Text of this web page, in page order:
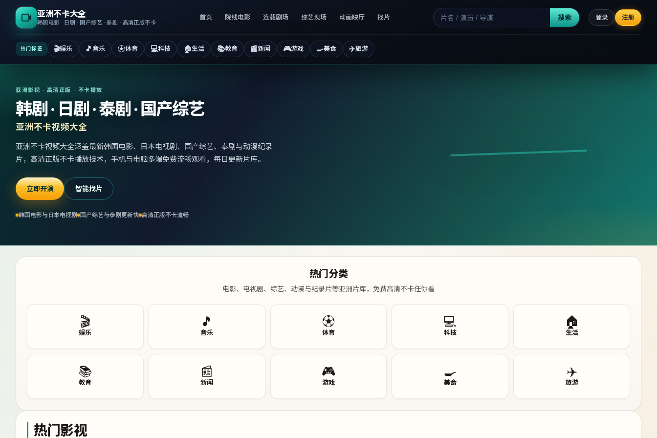
亚洲不卡大全
韩国电影 · 日剧 · 国产综艺 · 泰剧 · 高清正版不卡
首页 院线电影 连载剧场 综艺现场 动画映厅 找片 搜索 登录 注册
热门标签 🎬娱乐 🎵 音乐 ⚽体育 💻科技 🏠生活 📚教育 📰新闻 🎮游戏 🍳美食 ✈️旅游
亚洲影视 · 高清正版 · 不卡播放
韩剧 · 日剧 · 泰剧 · 国产综艺
亚洲不卡视频大全
亚洲不卡视频大全涵盖最新韩国电影、日本电视剧、国产综艺、泰剧与动漫纪录
片，高清正版不卡播放技术，手机与电脑多端免费流畅观看，每日更新片库。
立即开演 智能找片
韩国电影与日本电视剧 国产综艺与泰剧更新快 高清正版不卡流畅
热门分类
电影、电视剧、综艺、动漫与纪录片等亚洲片库，免费高清不卡任你看
🎬
娱乐
🎵
音乐
⚽
体育
💻
科技
🏠
生活
📚
教育
📰
新闻
🎮
游戏
🍳
美食
✈️
旅游
热门影视